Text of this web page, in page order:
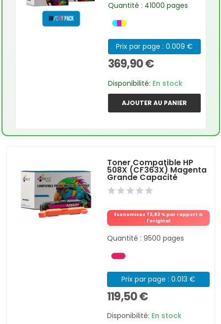
Quantité : 41000 pages
Prix par page : 0.009 €
369,90 €
Disponibilité: En stock
AJOUTER AU PANIER
Toner Compatible HP
508X (CF363X) Magenta
Grande Capacité
Économisez 72,83 % par rapport à
l'original
Quantité : 9500 pages
Prix par page : 0.013 €
119,50 €
Disponibilité: En stock